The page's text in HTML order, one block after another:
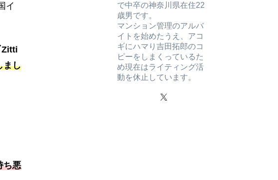
イ
Zitti
まし
ち悪
で中卒の神奈川県在住22
歳男です。
マンション管理のアルバ
イトを始めたうえ、アコ
ギにハマり吉田拓郎のコ
ピーをしまくっているた
め現在はライティング活
動を休止しています。